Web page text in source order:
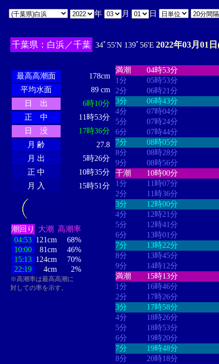
年 月 日
千葉県：白浜／千葉 34ﾟ55'N 139ﾟ56'E 2022年03月01
最高高潮面
178cm
平均水面
89 cm
日 出
6時10分
正 中
11時53分
日 没
17時36分
月 齢
27.8
月 出
5時26分
正 中
10時35分
月 入
15時51分
潮回り 大潮 高潮率
04:53 121cm
68%
10:00
81cm
46%
15:13 124cm
70%
22:19
4cm 2%
※高潮率は最高高潮に
対しての率を示す。
満潮
04時53分
1分
05時53分
2分
06時21分
3分
06時43分
4分
07時04分
5分
07時24分
6分
07時44分
7分
08時05分
8分
08時28分
9分
08時56分
干潮
10時00分
1分
11時07分
2分
11時36分
3分
12時00分
4分
12時21分
5分
12時41分
6分
13時01分
7分
13時22分
8分
13時45分
9分
14時12分
満潮
15時13分
1分
16時46分
2分
17時26分
3分
17時58分
4分
18時26分
5分
18時53分
6分
19時20分
7分
19時48分
8分
20時18分